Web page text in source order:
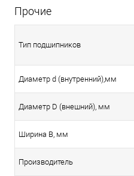
Прочие
Тип подшипников
Диаметр d (внутренний),мм
Диаметр D (внешний), мм
Ширина B, мм
Производитель